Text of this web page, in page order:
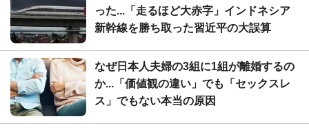
った...「走るほど大赤字」インドネシア
新幹線を勝ち取った習近平の大誤算
なぜ日本人夫婦の3組に1組が離婚するの
か...「価値観の違い」でも「セックスレ
ス」でもない本当の原因